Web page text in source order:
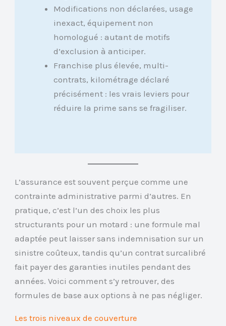
Modifications non déclarées, usage
inexact, équipement non
homologué : autant de motifs
d’exclusion à anticiper.
Franchise plus élevée, multi-
contrats, kilométrage déclaré
précisément : les vrais leviers pour
réduire la prime sans se fragiliser.
L’assurance est souvent perçue comme une
contrainte administrative parmi d’autres. En
pratique, c’est l’un des choix les plus
structurants pour un motard : une formule mal
adaptée peut laisser sans indemnisation sur un
sinistre coûteux, tandis qu’un contrat surcalibré
fait payer des garanties inutiles pendant des
années. Voici comment s’y retrouver, des
formules de base aux options à ne pas négliger.
Les trois niveaux de couverture